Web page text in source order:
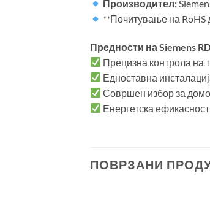
Производител:
**Почитување на RoHS
Предности на Siemens
Прецизна контрола на
Едноставна
Совршен избор за
Енергетска
ПОВРЗАНИ